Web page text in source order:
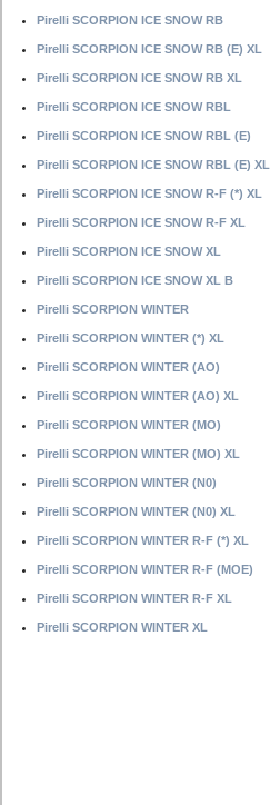
Pirelli SCORPION ICE SNOW RB
Pirelli SCORPION ICE SNOW RB (E) XL
Pirelli SCORPION ICE SNOW RB XL
Pirelli SCORPION ICE SNOW RBL
Pirelli SCORPION ICE SNOW RBL (E)
Pirelli SCORPION ICE SNOW RBL (E) XL
Pirelli SCORPION ICE SNOW R-F (*) XL
Pirelli SCORPION ICE SNOW R-F XL
Pirelli SCORPION ICE SNOW XL
Pirelli SCORPION ICE SNOW XL B
Pirelli SCORPION WINTER
Pirelli SCORPION WINTER (*) XL
Pirelli SCORPION WINTER (AO)
Pirelli SCORPION WINTER (AO) XL
Pirelli SCORPION WINTER (MO)
Pirelli SCORPION WINTER (MO) XL
Pirelli SCORPION WINTER (N0)
Pirelli SCORPION WINTER (N0) XL
Pirelli SCORPION WINTER R-F (*) XL
Pirelli SCORPION WINTER R-F (MOE)
Pirelli SCORPION WINTER R-F XL
Pirelli SCORPION WINTER XL